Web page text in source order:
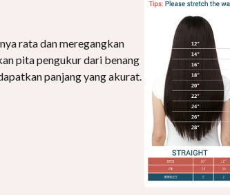
rata dan meregangkan
pita pengukur dari benang
panjang yang akurat.